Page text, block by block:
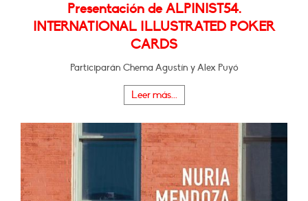
Presentación de ALPINIST54.
INTERNATIONAL ILLUSTRATED POKER
CARDS
Participarán Chema Agustín y Alex Puyó
Leer más...